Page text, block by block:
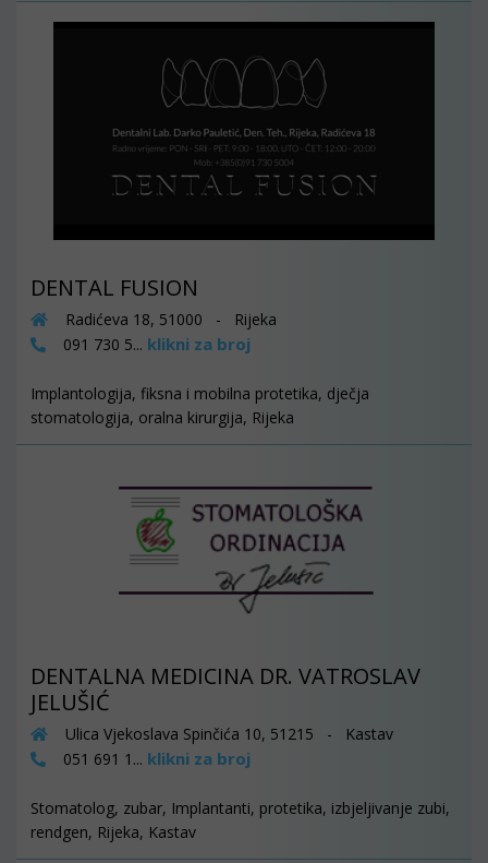
DENTAL FUSION
Radićeva 18, 51000 - Rijeka
091 730 5... klikni za broj
Implantologija, fiksna i mobilna protetika, dječja
stomatologija, oralna kirurgija, Rijeka
DENTALNA MEDICINA DR. VATROSLAV
JELUŠIĆ
Ulica Vjekoslava Spinčića 10, 51215 - Kastav
051 691 1... klikni za broj
Stomatolog, zubar, Implantanti, protetika, izbjeljivanje zubi,
rendgen, Rijeka, Kastav